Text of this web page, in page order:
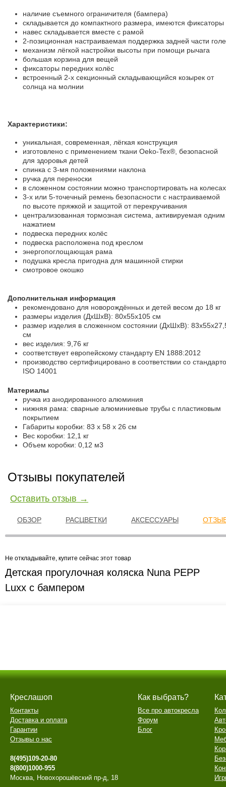
наличие съемного ограничителя (бампера)
складывается до компактного размера, имеются фиксаторы
навес складывается вместе с рамой
2-позиционная настраиваемая поддержка задней части
механизм лёгкой настройки высоты при помощи рычага
большая корзина для вещей
фиксаторы передних колёс
встроенный 2-х секционный складывающийся козырек от
солнца на молнии
Характеристики:
уникальная, современная, лёгкая конструкция
изготовлено с применением ткани Oeko-Tex®, безопасной
для здоровья детей
спинка с 3-мя положениями наклона
ручка для переноски
в сложенном состоянии можно транспортировать на колесах
3-х или 5-точечный ремень безопасности с настраиваемой
по высоте пряжкой и защитой от перекручивания
централизованная тормозная система, активируемая одним
нажатием
подвеска передних колёс
подвеска расположена под креслом
энергопоглощающая рама
подушка кресла пригодна для машинной стирки
смотровое окошко
Дополнительная информация
рекомендовано для новорождённых и детей весом до 18 кг
размеры изделия (ДхШхВ): 80х55х105 см
размер изделия в сложенном состоянии (ДхШхВ):
см
вес изделия: 9,76 кг
соответствует европейскому стандарту EN 1888:2012
производство сертифицировано в соответствии со
ISO 14001
Материалы
ручка из анодированного алюминия
нижняя рама: сварные алюминиевые трубы с пластиковым
покрытием
Габариты коробки: 83 х 58 х 26 см
Вес коробки: 12,1 кг
Объем коробки: 0,12 м3
Отзывы покупателей
Оставить отзыв →
ОБЗОР РАСЦВЕТКИ АКСЕССУАРЫ
Не откладывайте, купите сейчас этот товар
Детская прогулочная коляска Nuna PEPP
Luxx с бампером
Креслашоп
Контакты
Доставка и оплата
Гарантии
Отзывы о нас
8(495)109-20-80
8(800)1000-955
Москва, Новохорошёвский пр-д, 18
Как выбрать?
Все про автокресла
Форум
Блог